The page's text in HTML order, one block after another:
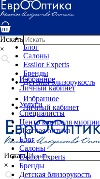
Услуги
Специалисты
Детская оптика
Блог
Салоны
Essilor Experts
Бренды
Детская близорукость
Избранное
Личный кабинет
Искать
×
Искать
×
Избранное
Личный кабинет
Услуги
Специалисты
Центр контроля миопии
Детская оптика
Блог
Салоны
Essilor Experts
Бренды
Детская близорукость